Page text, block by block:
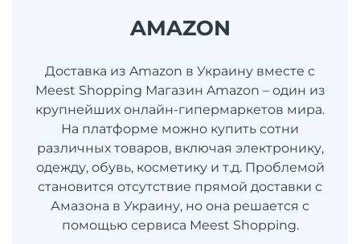
AMAZON
Доставка из Amazon в Украину вместе с
Meest Shopping Магазин Amazon – один из
крупнейших онлайн-гипермаркетов мира.
На платформе можно купить сотни
различных товаров, включая электронику,
одежду, обувь, косметику и т.д. Проблемой
становится отсутствие прямой доставки с
Амазона в Украину, но она решается с
помощью сервиса Meest Shopping.